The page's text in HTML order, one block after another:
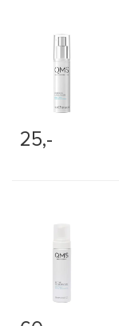
25,-